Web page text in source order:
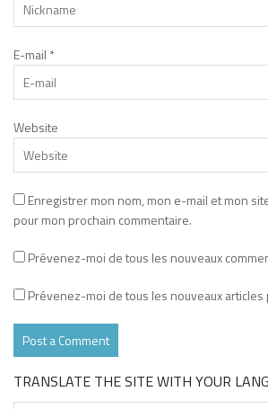
E-mail *
Website
Enregistrer mon nom, mon e-mail et mon
pour mon prochain commentaire.
Prévenez-moi de tous les nouveaux
Prévenez-moi de tous les nouveaux articles
TRANSLATE THE SITE WITH YOUR